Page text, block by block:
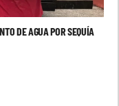
DE AGUA POR SEQUÍA